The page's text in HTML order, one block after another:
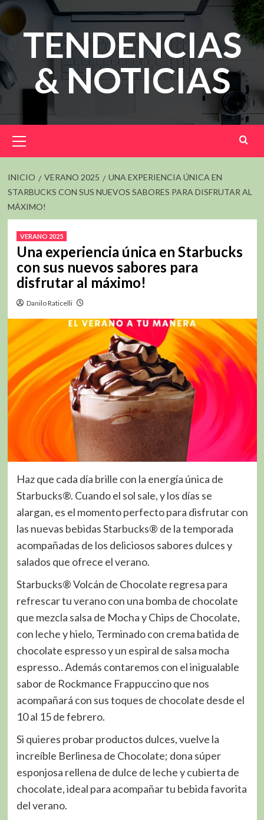
Saltar
contenidoTENDENCIAS
& NOTICIAS
principal
INICIO VERANO 2025
UNA EXPERIENCIA ÚNICA EN
STARBUCKS CON SUS NUEVOS SABORES PARA DISFRUTAR AL
MÁXIMO!
VERANO 2025
Una experiencia única en Starbucks
con sus nuevos sabores para
disfrutar al máximo!
Danilo Raticelli
Haz que cada día brille con la energía única de
Starbucks®. Cuando el sol sale, y los días se
alargan, es el momento perfecto para disfrutar con
las nuevas bebidas Starbucks® de la temporada
acompañadas de los deliciosos sabores dulces y
salados que ofrece el verano.
Starbucks® Volcán de Chocolate regresa para
refrescar tu verano con una bomba de chocolate
que mezcla salsa de Mocha y Chips de Chocolate,
con leche y hielo, Terminado con crema batida de
chocolate espresso y un espiral de salsa mocha
espresso.. Además contaremos con el inigualable
sabor de Rockmance Frappuccino que nos
acompañará con sus toques de chocolate desde el
10 al 15 de febrero.
Si quieres probar productos dulces, vuelve la
increíble Berlinesa de Chocolate; dona súper
esponjosa rellena de dulce de leche y cubierta de
chocolate, ideal para acompañar tu bebida favorita
del verano.